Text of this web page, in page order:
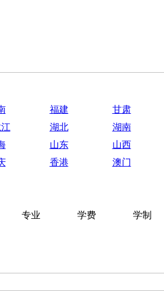
福建 甘肃
湖北 湖南
山东 山西
香港 澳门
专业 学费 学制